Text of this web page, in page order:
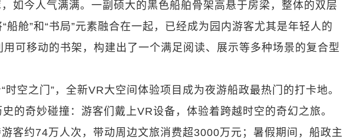
如今人气满满。一副硕大的黑色船舶骨架高悬于房梁，整体的双层
船舱”和“书局”元素融合在一起，已经成为园内游客尤其是年轻人的
用可移动的书架，构建出了一个满足阅读、展示等多种场景的复合型
空之门”，全新VR大空间体验项目成为夜游船政最热门的打卡地。
的奇妙碰撞：游客们戴上VR设备，体验着跨越时空的奇幻之旅。
客约74万人次，带动周边文旅消费超3000万元；暑假期间，船政主